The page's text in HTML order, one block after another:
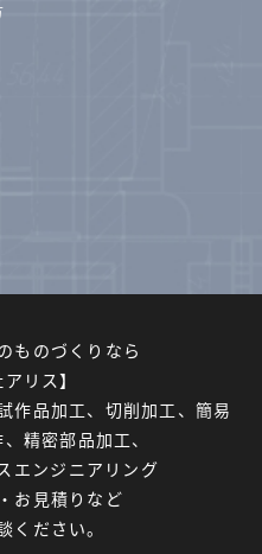
ものづくりなら
リス】
作品加工、切削加工、簡易
精密部品加工、
エンジニアリング
お見積りなど
ください。